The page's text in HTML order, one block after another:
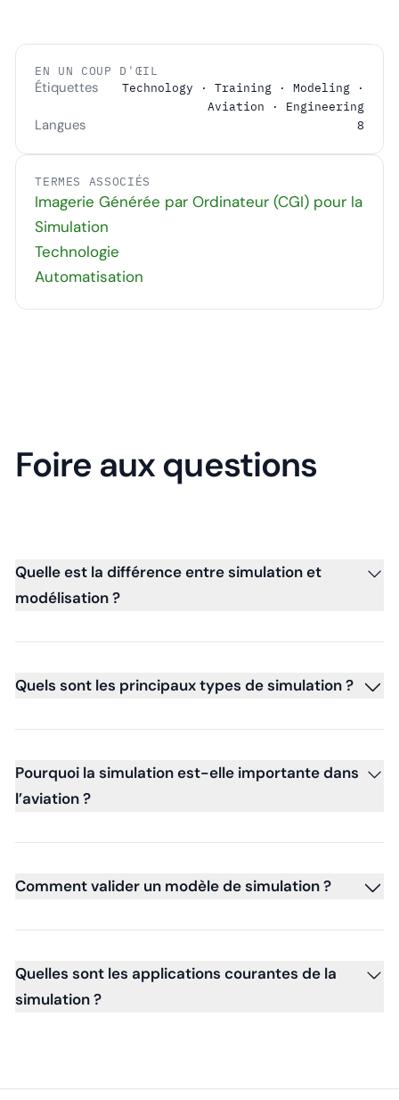
EN UN COUP D'ŒIL
Étiquettes
Technology · Training · Modeling ·
Aviation · Engineering
Langues 8
TERMES ASSOCIÉS
Imagerie Générée par Ordinateur (CGI) pour la
Simulation
Technologie
Automatisation
Foire aux questions
Quelle est la différence entre simulation et
modélisation ?
Quels sont les principaux types de simulation ?
Pourquoi la simulation est-elle importante dans
l’aviation ?
Comment valider un modèle de simulation ?
Quelles sont les applications courantes de la
simulation ?